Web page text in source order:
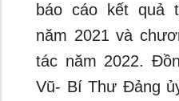
báo cáo kết quả
năm 2021 và
tác năm 2022.
Vũ- Bí Thư Đảng